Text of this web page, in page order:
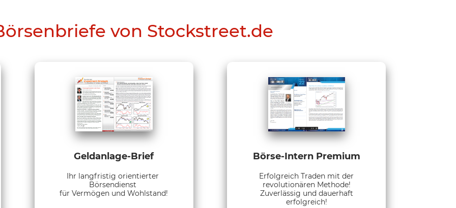
von Stockstreet.de
Geldanlage-Brief
Ihr langfristig orientierter
Börsendienst
für Vermögen und Wohlstand!
Börse-Intern Premium
Erfolgreich Traden mit der
revolutionären Methode!
Zuverlässig und dauerhaft
erfolgreich!